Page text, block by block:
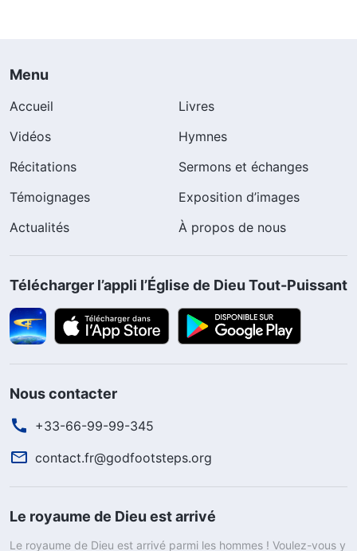
Menu
Accueil
Livres
Vidéos
Hymnes
Récitations
Sermons et échanges
Témoignages
Exposition d’images
Actualités
À propos de nous
Télécharger l’appli l’Église de Dieu Tout-Puissant
Nous contacter
+33-66-99-99-345
contact.fr@godfootsteps.org
Le royaume de Dieu est arrivé
Le royaume de Dieu est arrivé parmi les hommes ! Voulez-vous y